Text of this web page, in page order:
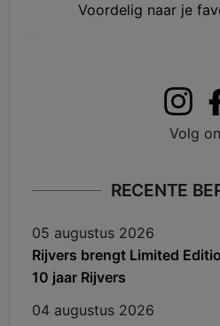
Voordelig naar je
Volg
RECENTE
05 augustus 2026
Rijvers brengt Limited
10 jaar Rijvers
04 augustus 2026